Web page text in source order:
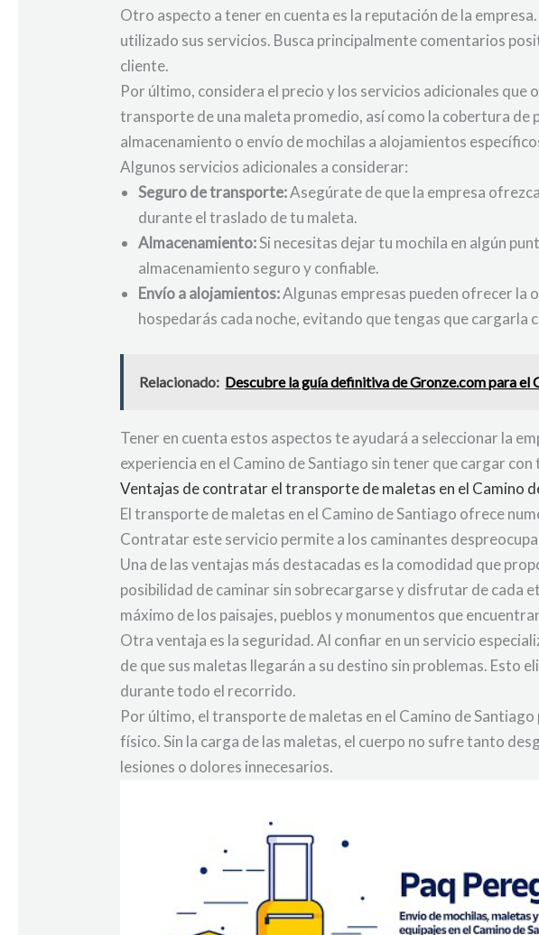
Otro aspecto a tener en cuenta es la reputación de la
utilizado sus servicios. Busca principalmente comentarios
cliente.
Por último, considera el precio y los servicios adicionales
transporte de una maleta promedio, así como la cobertura de
almacenamiento o envío de mochilas a alojamientos
Algunos servicios adicionales a considerar:
Seguro de transporte:Asegúrate de que la empresa
durante el traslado de tu maleta.
Almacenamiento:Si necesitas dejar tu mochila en algún
almacenamiento seguro y confiable.
Envío a alojamientos:Algunas empresas pueden ofrecer la
hospedarás cada noche, evitando que tengas que cargarla
Relacionado: Descubre la guía definitiva de Gronze.com para
Tener en cuenta estos aspectos te ayudará a seleccionar la
experiencia en el Camino de Santiago sin tener que cargar
Ventajas de contratar el transporte de maletas en el Camino
El transporte de maletas en el Camino de Santiago ofrece
Contratar este servicio permite a los caminantes
Una de las ventajas más destacadas es la comodidad que
posibilidad de caminar sin sobrecargarse y disfrutar de cada
máximo de los paisajes, pueblos y monumentos que
Otra ventaja es la seguridad. Al confiar en un servicio
de que sus maletas llegarán a su destino sin problemas. Esto
durante todo el recorrido.
Por último, el transporte de maletas en el Camino de
físico. Sin la carga de las maletas, el cuerpo no sufre tanto
lesiones o dolores innecesarios.